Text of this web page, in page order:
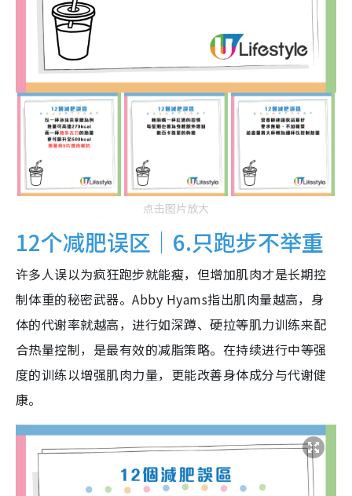
点击图片放大
12个减肥误区｜6.只跑步不举重
许多人误以为疯狂跑步就能瘦，但增加肌肉才是长期控
制体重的秘密武器。Abby Hyams指出肌肉量越高，身
体的代谢率就越高，进行如深蹲、硬拉等肌力训练来配
合热量控制，是最有效的减脂策略。在持续进行中等强
度的训练以增强肌肉力量，更能改善身体成分与代谢健
康。